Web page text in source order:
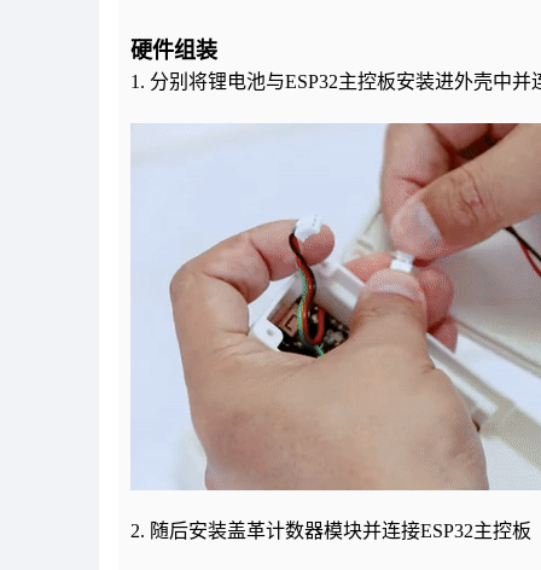
硬件组装
1. 分别将锂电池与ESP32主控板安装进外壳中并
2. 随后安装盖革计数器模块并连接ESP32主控板